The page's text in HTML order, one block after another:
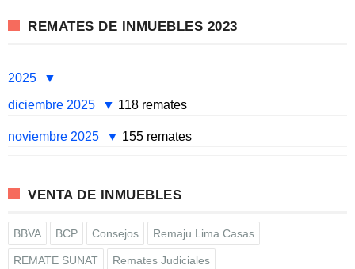
REMATES DE INMUEBLES 2023
2025
diciembre 2025
118 remates
noviembre 2025 155 remates
VENTA DE INMUEBLES
BBVA BCP Consejos Remaju Lima Casas
REMATE SUNAT Remates Judiciales